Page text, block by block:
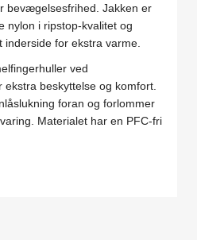
bevægelsesfrihed. Jakken er
nylon i ripstop-kvalitet og
for ekstra varme.
ved
beskyttelse og komfort.
foran og forlommer
Materialet har en PFC-fri